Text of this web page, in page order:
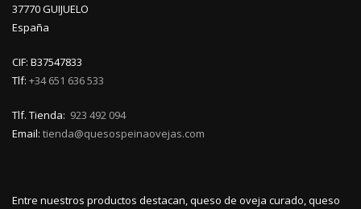
37770 GUIJUELO
España
CIF: B37547833
Tlf: +34 651 636 533
Tlf. Tienda: 923 492 094
Email: tienda@quesospeinaovejas.com
Entre nuestros productos destacan, queso de oveja curado, queso